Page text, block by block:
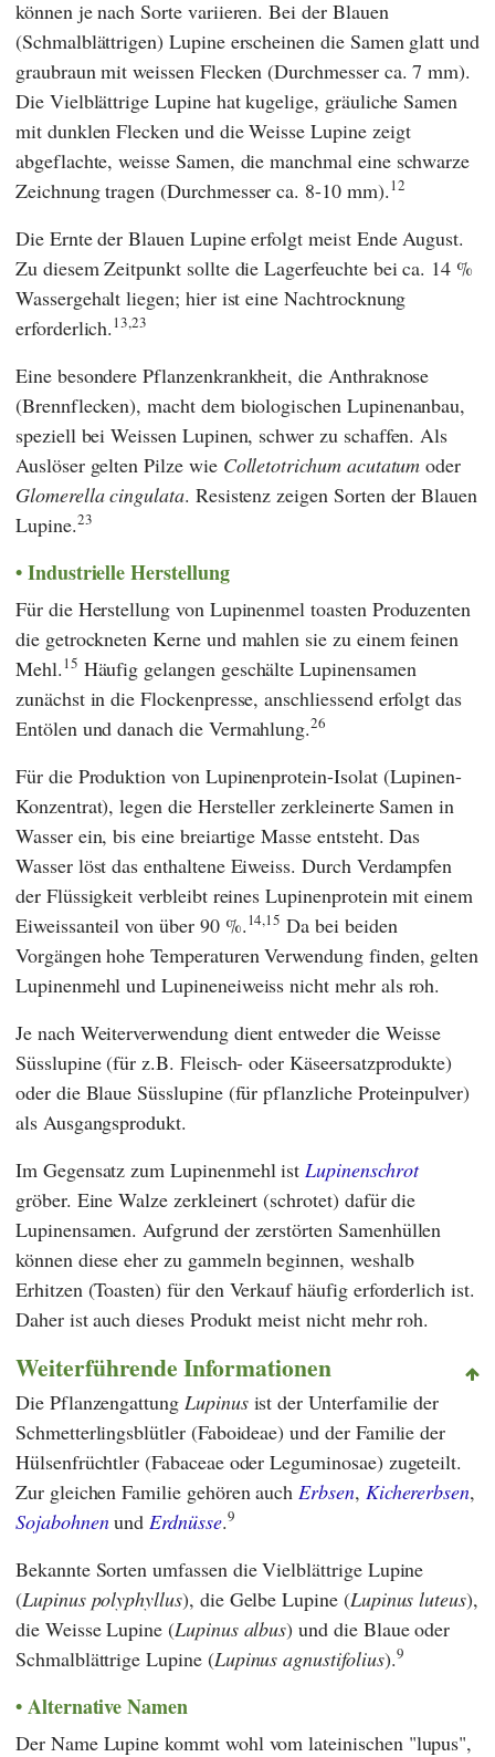
können je nach Sorte variieren. Bei der Blauen
(Schmalblättrigen) Lupine erscheinen die Samen glatt und
graubraun mit weissen Flecken (Durchmesser ca. 7 mm).
Die Vielblättrige Lupine hat kugelige, gräuliche Samen
mit dunklen Flecken und die Weisse Lupine zeigt
abgeflachte, weisse Samen, die manchmal eine schwarze
Zeichnung tragen (Durchmesser ca. 8-10 mm).12
Die Ernte der Blauen Lupine erfolgt meist Ende August.
Zu diesem Zeitpunkt sollte die Lagerfeuchte bei ca. 14 %
Wassergehalt liegen; hier ist eine Nachtrocknung
erforderlich.13,23
Eine besondere Pflanzenkrankheit, die Anthraknose
(Brennflecken), macht dem biologischen Lupinenanbau,
speziell bei Weissen Lupinen, schwer zu schaffen. Als
Auslöser gelten Pilze wie Colletotrichum acutatum oder
Glomerella cingulata. Resistenz zeigen Sorten der Blauen
Lupine.23
Industrielle Herstellung
Für die Herstellung von Lupinenmel toasten Produzenten
die getrockneten Kerne und mahlen sie zu einem feinen
Mehl.15 Häufig gelangen geschälte Lupinensamen
zunächst in die Flockenpresse, anschliessend erfolgt das
Entölen und danach die Vermahlung.26
Für die Produktion von Lupinenprotein-Isolat (Lupinen-
Konzentrat), legen die Hersteller zerkleinerte Samen in
Wasser ein, bis eine breiartige Masse entsteht. Das
Wasser löst das enthaltene Eiweiss. Durch Verdampfen
der Flüssigkeit verbleibt reines Lupinenprotein mit einem
Eiweissanteil von über 90 %.14,15 Da bei beiden
Vorgängen hohe Temperaturen Verwendung finden, gelten
Lupinenmehl und Lupineneiweiss nicht mehr als roh.
Je nach Weiterverwendung dient entweder die Weisse
Süsslupine (für z.B. Fleisch- oder Käseersatzprodukte)
oder die Blaue Süsslupine (für pflanzliche Proteinpulver)
als Ausgangsprodukt.
Im Gegensatz zum Lupinenmehl istLupinenschrot
gröber. Eine Walze zerkleinert (schrotet) dafür die
Lupinensamen. Aufgrund der zerstörten Samenhüllen
können diese eher zu gammeln beginnen, weshalb
Erhitzen (Toasten) für den Verkauf häufig erforderlich ist.
Daher ist auch dieses Produkt meist nicht mehr roh.
Weiterführende Informationen
Die Pflanzengattung Lupinus ist der Unterfamilie der
Schmetterlingsblütler (Faboideae) und der Familie der
Hülsenfrüchtler (Fabaceae oder Leguminosae) zugeteilt.
Zur gleichen Familie gehören auchErbsen, Kichererbsen,
SojabohnenundErdnüsse.9
Bekannte Sorten umfassen die Vielblättrige Lupine
(Lupinus polyphyllus), die Gelbe Lupine (Lupinus luteus),
die Weisse Lupine (Lupinus albus) und die Blaue oder
Schmalblättrige Lupine (Lupinus agnustifolius).9
Alternative Namen
Der Name Lupine kommt wohl vom lateinischen "lupus",